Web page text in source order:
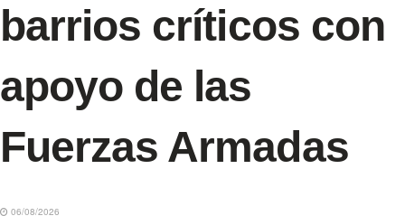
barrios críticos con
apoyo de las
Fuerzas Armadas
06/08/2026